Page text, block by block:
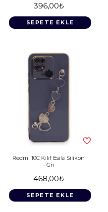
396,00₺
SEPETE EKLE
Redmi 10C Kılıf Esila Silikon
- Gri
468,00₺
SEPETE EKLE